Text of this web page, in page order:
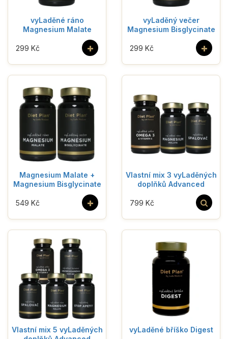
vyLaděné ráno
Magnesium Malate
+
299 Kč
vyLaděný večer
Magnesium Bisglycinate
+
299 Kč
Magnesium Malate +
Magnesium Bisglycinate
+
549 Kč
Vlastní mix 3 vyLaděných
doplňků Advanced
799 Kč
Vlastní mix 5 vyLaděných
vyLaděné bříško Digest